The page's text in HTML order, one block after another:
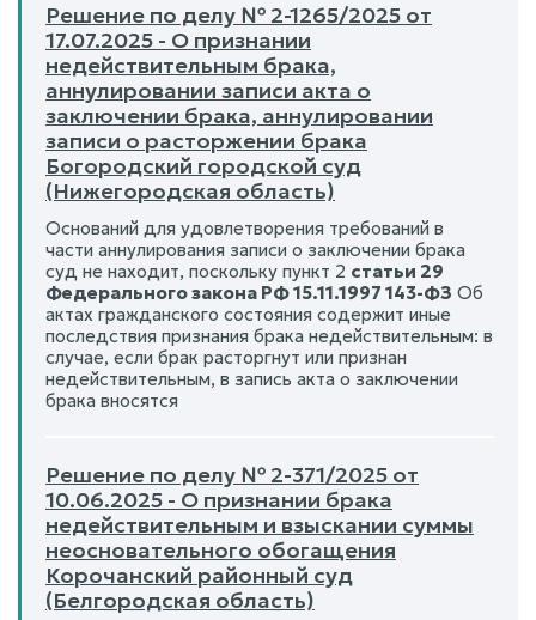
Решение по делу № 2-1265/2025 от
17.07.2025 - О признании
недействительным брака,
аннулировании записи акта о
заключении брака, аннулировании
записи о расторжении брака
Богородский городской суд
(Нижегородская область)
Оснований для удовлетворения требований в
части аннулирования записи о заключении брака
суд не находит, поскольку пункт 2 статьи 29
Федерального закона РФ 15.11.1997 143-ФЗ Об
актах гражданского состояния содержит иные
последствия признания брака недействительным: в
случае, если брак расторгнут или признан
недействительным, в запись акта о заключении
брака вносятся
Решение по делу № 2-371/2025 от
10.06.2025 - О признании брака
недействительным и взыскании суммы
неосновательного обогащения
Корочанский районный суд
(Белгородская область)